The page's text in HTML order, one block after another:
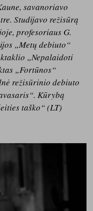
savanoriavo
Studijavo režisūrą
profesoriaus G.
„Metų debiuto“
„Nepalaidoti
„Fortūnos“
režisūrinio debiuto
Kūrybą
taško“ (LT)